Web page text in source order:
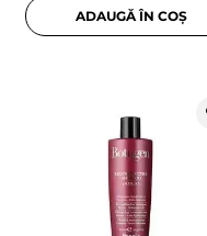
ADAUGĂ ÎN COȘ